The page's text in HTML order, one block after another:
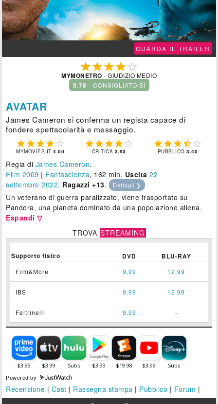
GUARDA IL TRAILER
 
MYMONETRO - GIUDIZIO MEDIO
3.78 - CONSIGLIATO SÌ
AVATAR
James Cameron si conferma un regista capace di
fondere spettacolarità e messaggio.
    
MYMOVIES.IT4.00
    
CRITICA 3.93
    
PUBBLICO3.40
Regia di James Cameron.
Film 2009 | Fantascienza, 162 min. Uscita 22
settembre 2022. Ragazzi +13. Dettagli ❯
Un veterano di guerra paralizzato, viene trasportato su
Pandora, una pianeta dominato da una popolazione aliena.
Espandi ▽
TROVA STREAMING
Supporto fisico DVD BLU-RAY
Film&More 9,99 12,99
IBS 9,99 12,90
Feltrinelli 9,99 -
Powered by
Recensione | Cast | Rassegna stampa | Pubblico | Forum |